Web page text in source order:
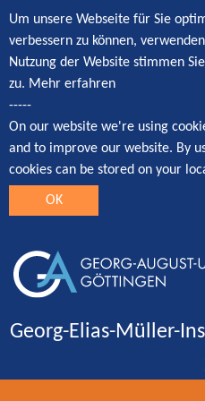
Um unsere Webseite für Sie
verbessern zu können,
Nutzung der Website stimmen
zu. Mehr erfahren
-----
On our website we're using
and to improve our website. By
cookies can be stored on your
OK
Georg-Elias-Müller-